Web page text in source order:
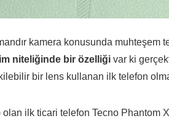
kamera konusunda muhteşem
niteliğinde bir özelliği var ki
bir lens kullanan ilk telefon
ilk ticari telefon Tecno Phantom